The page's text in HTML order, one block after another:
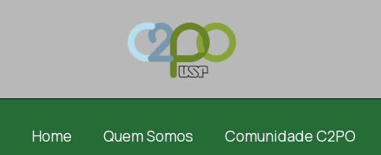
Home Quem Somos Comunidade C2PO